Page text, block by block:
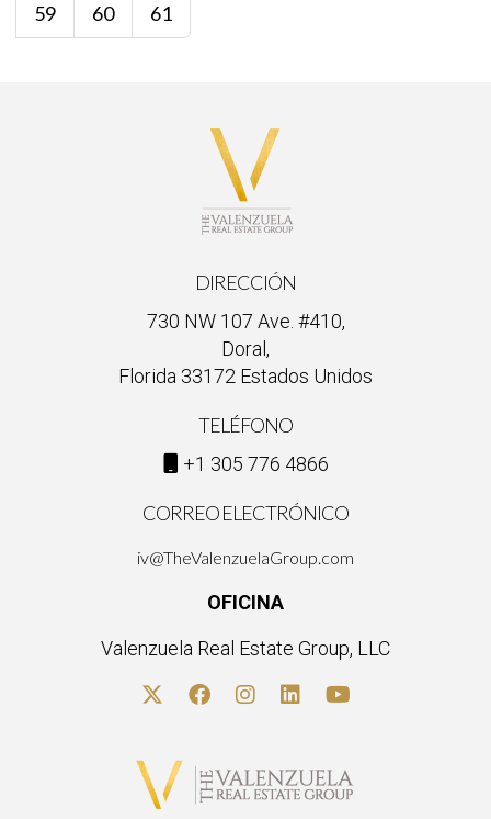
59 60 61
DIRECCIÓN
730 NW 107 Ave. #410,
Doral,
Florida 33172 Estados Unidos
TELÉFONO
+1 305 776 4866
CORREO ELECTRÓNICO
iv@TheValenzuelaGroup.com
OFICINA
Valenzuela Real Estate Group, LLC